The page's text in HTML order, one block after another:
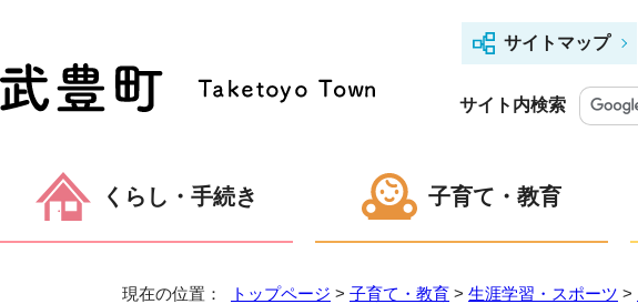
サイトマップ
サイト内検索
くらし・手続き 子育て・教育
現在の位置： トップページ > 子育て・教育 > 生涯学習・スポーツ >